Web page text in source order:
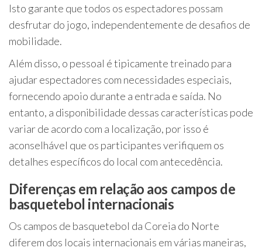
Isto garante que todos os espectadores possam
desfrutar do jogo, independentemente de desafios de
mobilidade.
Além disso, o pessoal é tipicamente treinado para
ajudar espectadores com necessidades especiais,
fornecendo apoio durante a entrada e saída. No
entanto, a disponibilidade dessas características pode
variar de acordo com a localização, por isso é
aconselhável que os participantes verifiquem os
detalhes específicos do local com antecedência.
Diferenças em relação aos campos de
basquetebol internacionais
Os campos de basquetebol da Coreia do Norte
diferem dos locais internacionais em várias maneiras,